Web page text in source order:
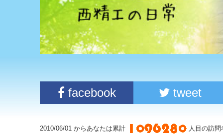
facebook tweet
2010/06/01 からあなたは累計 人目の訪